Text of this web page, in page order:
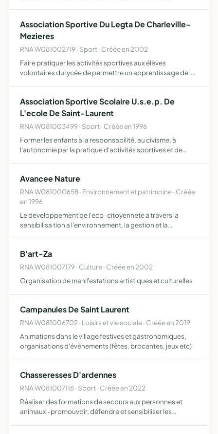
publics et de…
Association Sportive Du Legta De Charleville-
Mezieres
RNA W081002719 · Sport · Créée en 2002
Faire pratiquer les activités sportives aux élèves
volontaires du lycée de permettre un apprentissage de la
Association Sportive Scolaire U.s.e.p. De
L'ecole De Saint-Laurent
RNA W081003499 · Sport · Créée en 1996
Former les enfants à la responsabilité, au civisme, à
l'autonomie par la pratique d'activités sportives et de
Avancee Nature
RNA W081000658 · Environnement et patrimoine · Créée
en 1996
Le developpement de l'eco-citoyennete a travers la
sensibilisa tion a l'environnement, la gestion et la
B'art-Za
RNA W081007179 · Culture · Créée en 2002
Organisation de manifestations artistiques et culturelles
Campanules De Saint Laurent
RNA W081006702 · Loisirs et vie sociale · Créée en 2019
Animations dans le village festives et gastronomiques,
organisations d'évènements (fêtes, brocantes, jeux etc)
Chasseresses D'ardennes
RNA W081007116 · Sport · Créée en 2022
Réaliser des formations de secours aux personnes et
animaux -promouvoir, défendre et sensibiliser les